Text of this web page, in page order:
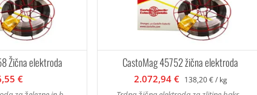
Žična elektroda
€
CastoMag 45752 žična elektroda
2.072,94 € 138,20 € / kg